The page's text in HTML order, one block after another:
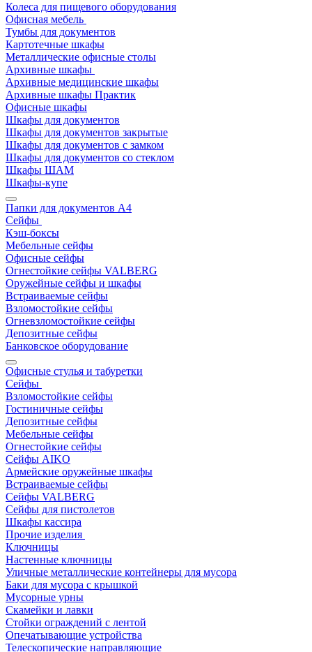
Колеса для пищевого оборудования
Офисная мебель
Тумбы для документов
Картотечные шкафы
Металлические офисные столы
Архивные шкафы
Архивные медицинские шкафы
Архивные шкафы Практик
Офисные шкафы
Шкафы для документов
Шкафы для документов закрытые
Шкафы для документов с замком
Шкафы для документов со стеклом
Шкафы ШАМ
Шкафы-купе
Папки для документов A4
Сейфы
Кэш-боксы
Мебельные сейфы
Офисные сейфы
Огнестойкие сейфы VALBERG
Оружейные сейфы и шкафы
Встраиваемые сейфы
Взломостойкие сейфы
Огневзломостойкие сейфы
Депозитные сейфы
Банковское оборудование
Офисные стулья и табуретки
Сейфы
Взломостойкие сейфы
Гостиничные сейфы
Депозитные сейфы
Мебельные сейфы
Огнестойкие сейфы
Сейфы AIKO
Армейские оружейные шкафы
Встраиваемые сейфы
Сейфы VALBERG
Сейфы для пистолетов
Шкафы кассира
Прочие изделия
Ключницы
Настенные ключницы
Уличные металлические контейнеры для мусора
Баки для мусора с крышкой
Мусорные урны
Скамейки и лавки
Стойки ограждений с лентой
Опечатывающие устройства
Телескопические направляющие